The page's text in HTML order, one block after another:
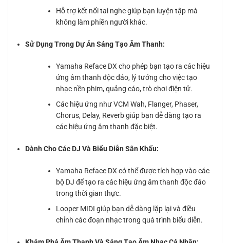
Hỗ trợ kết nối tai nghe giúp bạn luyện tập mà
không làm phiền người khác.
Sử Dụng Trong Dự Án Sáng Tạo Âm Thanh:
Yamaha Reface DX cho phép bạn tạo ra các hiệu
ứng âm thanh độc đáo, lý tưởng cho việc tạo
nhạc nền phim, quảng cáo, trò chơi điện tử.
Các hiệu ứng như VCM Wah, Flanger, Phaser,
Chorus, Delay, Reverb giúp bạn dễ dàng tạo ra
các hiệu ứng âm thanh đặc biệt.
Dành Cho Các DJ Và Biểu Diễn Sân Khấu:
Yamaha Reface DX có thể được tích hợp vào các
bộ DJ để tạo ra các hiệu ứng âm thanh độc đáo
trong thời gian thực.
Looper MIDI giúp bạn dễ dàng lặp lại và điều
chỉnh các đoạn nhạc trong quá trình biểu diễn.